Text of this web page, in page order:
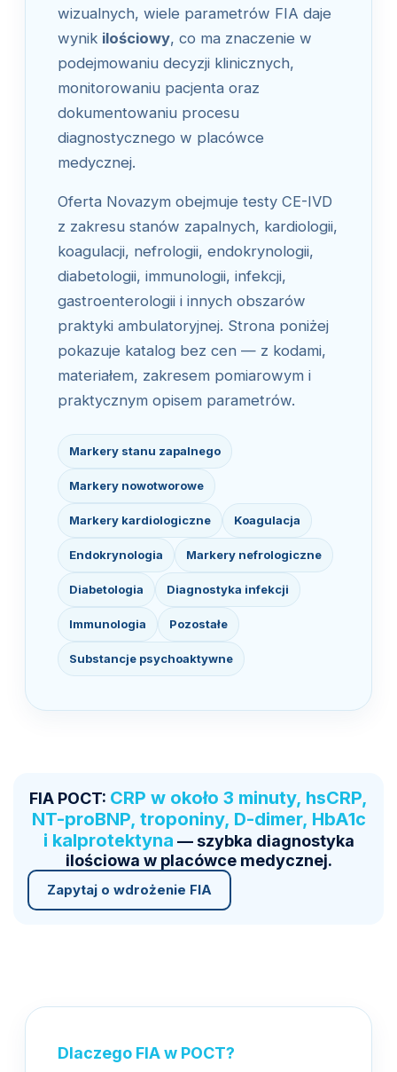
wizualnych, wiele parametrów FIA daje
wynik ilościowy, co ma znaczenie w
podejmowaniu decyzji klinicznych,
monitorowaniu pacjenta oraz
dokumentowaniu procesu
diagnostycznego w placówce
medycznej.
Oferta Novazym obejmuje testy CE-IVD
z zakresu stanów zapalnych, kardiologii,
koagulacji, nefrologii, endokrynologii,
diabetologii, immunologii, infekcji,
gastroenterologii i innych obszarów
praktyki ambulatoryjnej. Strona poniżej
pokazuje katalog bez cen — z kodami,
materiałem, zakresem pomiarowym i
praktycznym opisem parametrów.
Markery stanu zapalnego
Markery nowotworowe
Markery kardiologiczne Koagulacja
Endokrynologia Markery nefrologiczne
Diabetologia Diagnostyka infekcji
Immunologia Pozostałe
Substancje psychoaktywne
FIA POCT: CRP w około 3 minuty, hsCRP,
NT-proBNP, troponiny, D-dimer, HbA1c
i kalprotektyna — szybka diagnostyka
ilościowa w placówce medycznej.
Zapytaj o wdrożenie FIA
Dlaczego FIA w POCT?